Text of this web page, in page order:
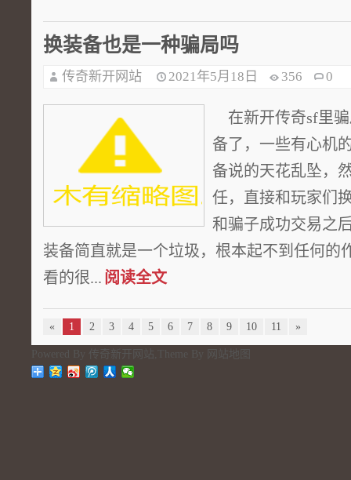
换装备也是一种骗局吗
传奇新开网站 2021年5月18日 356 0
在新开传奇sf里
备了，一些有心机
备说的天花乱坠，
任，直接和玩家们
和骗子成功交易之
装备简直就是一个垃圾，根本起不到任何的
看的很... 阅读全文
« 1 2 3 4 5 6 7 8 9 10 11 »
Powered By 传奇新开网站 ,Theme By 网站地图